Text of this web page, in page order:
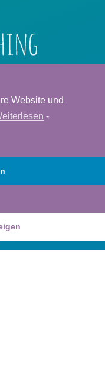
Website und
-